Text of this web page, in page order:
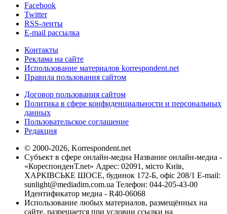
Facebook
Twitter
RSS-ленты
E-mail рассылка
Контакты
Реклама на сайте
Использование материалов korrespondent.net
Правила пользования сайтом
Договор пользования сайтом
Политика в сфере конфиденциальности и персональных
данных
Пользовательское соглашение
Редакция
© 2000-2026, Korrespondent.net
Субъект в сфере онлайн-медиа Название онлайн-медиа -
«КореспонденТ.net» Адрес: 02091, місто Київ,
ХАРКІВСЬКЕ ШОСЕ, будинок 172-Б, офіс 208/1 E-mail:
sunlight@mediadim.com.ua Телефон: 044-205-43-00
Идентификатор медиа - R40-06068
Использование любых материалов, размещённых на
сайте, разрешается при условии ссылки на